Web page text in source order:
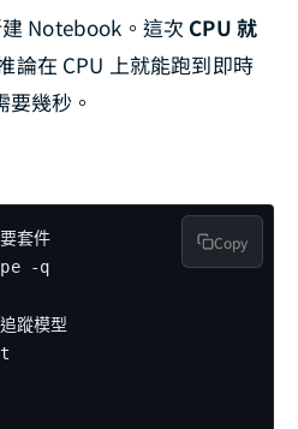
建 Notebook。這次 CPU 就
在 CPU 上就能跑到即時
幾秒。
套件
-q
蹤模型
Copy